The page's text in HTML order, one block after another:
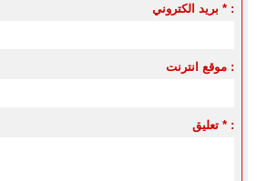
بريد الكتروني * :
موقع انترنت :
تعليق * :